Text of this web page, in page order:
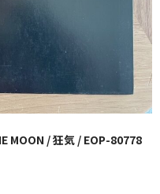
MOON / 狂気 / EOP-80778